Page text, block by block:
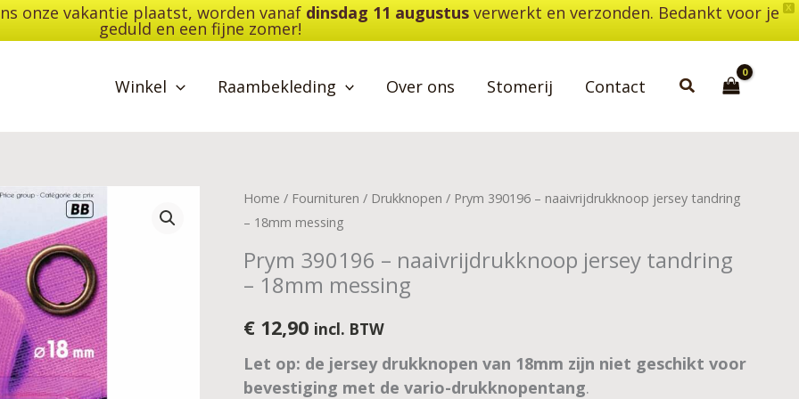
X
onze vakantie plaatst, worden vanaf dinsdag 11 augustusverwerkt en verzonden. Bedankt voor je
geduld en een fijne zomer!
Winkel Raambekleding Over ons Stomerij Contact Zoeken
Home / Fournituren / Drukknopen / Prym 390196 – naaivrijdrukknoop jersey tandring
– 18mm messing
Prym 390196 – naaivrijdrukknoop jersey tandring
– 18mm messing
€ 12,90 incl. BTW
Let op: de jersey drukknopen van 18mm zijn niet geschikt voor
bevestiging met de vario-drukknopentang.
Prym
390196
naaivrijdrukknoop
jersey
tandring
-
18mm
messing